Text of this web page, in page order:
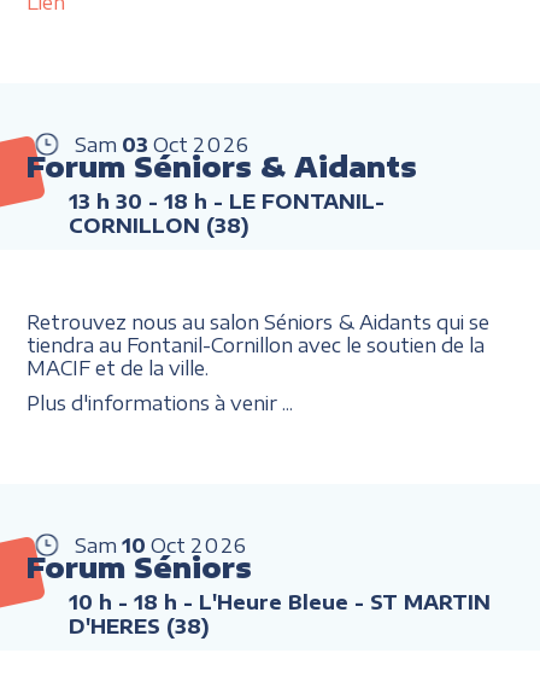
Sam 03 Oct 2026
Forum Séniors & Aidants
13 h 30 - 18 h - LE FONTANIL-
CORNILLON (38)
Retrouvez nous au salon Séniors & Aidants qui se
tiendra au Fontanil-Cornillon avec le soutien de la
MACIF et de la ville.
Plus d'informations à venir ...
Sam 10 Oct 2026
Forum Séniors
10 h - 18 h - L'Heure Bleue - ST MARTIN
D'HERES (38)